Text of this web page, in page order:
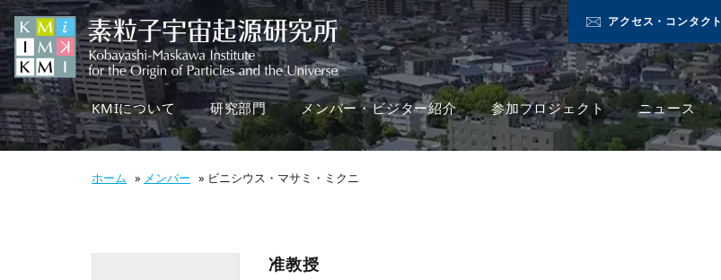
アクセス・コンタクト
KMIについて 研究部門 メンバー・ビジター紹介 参加プロジェクト ニュース
ホーム » メンバー » ビニシウス・マサミ・ミクニ
准教授